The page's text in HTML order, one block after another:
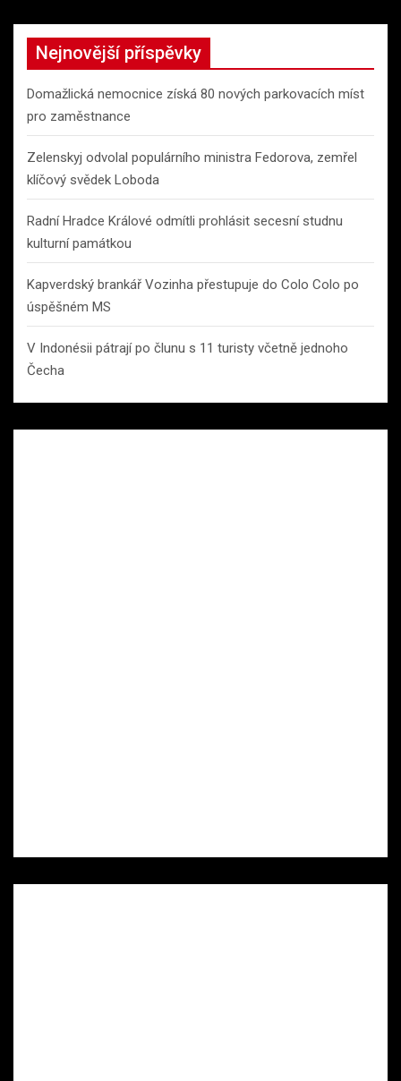
Nejnovější příspěvky
Domažlická nemocnice získá 80 nových parkovacích míst
pro zaměstnance
Zelenskyj odvolal populárního ministra Fedorova, zemřel
klíčový svědek Loboda
Radní Hradce Králové odmítli prohlásit secesní studnu
kulturní památkou
Kapverdský brankář Vozinha přestupuje do Colo Colo po
úspěšném MS
V Indonésii pátrají po člunu s 11 turisty včetně jednoho
Čecha